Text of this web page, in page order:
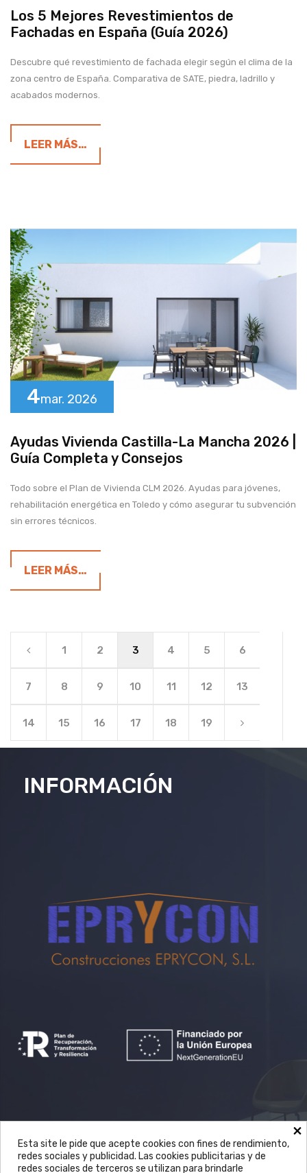
Los 5 Mejores Revestimientos de
Fachadas en España (Guía 2026)
Descubre qué revestimiento de fachada elegir según el clima de la
zona centro de España. Comparativa de SATE, piedra, ladrillo y
acabados modernos.
LEER MÁS…
4mar. 2026
Ayudas Vivienda Castilla-La Mancha 2026 |
Guía Completa y Consejos
Todo sobre el Plan de Vivienda CLM 2026. Ayudas para jóvenes,
rehabilitación energética en Toledo y cómo asegurar tu subvención
sin errores técnicos.
LEER MÁS…
1 2 3 4 5 6
7 8 9 10 11 12 13
14 15 16 17 18 19
INFORMACIÓN
Avda. Castilla la Mancha, 70 nave 1 en
×
Esta site le pide que acepte cookies con fines de rendimiento,
redes sociales y publicidad. Las cookies publicitarias y de
redes sociales de terceros se utilizan para brindarle